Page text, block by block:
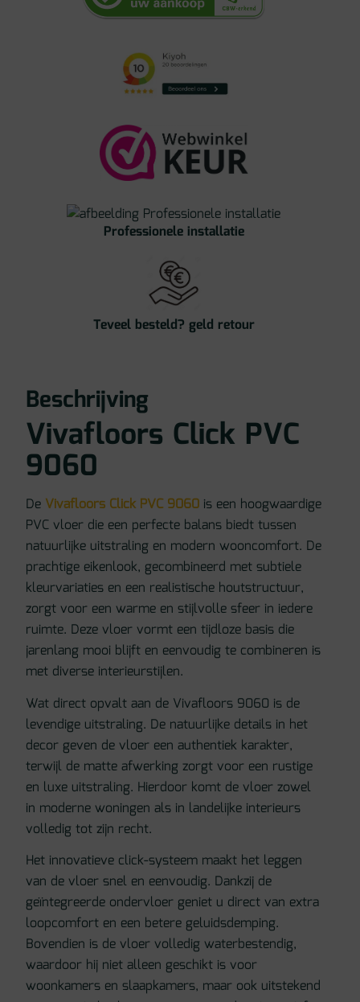
Professionele installatie
Teveel besteld? geld retour
Beschrijving
Vivafloors Click PVC
9060
De Vivafloors Click PVC 9060 is een hoogwaardige
PVC vloer die een perfecte balans biedt tussen
natuurlijke uitstraling en modern wooncomfort. De
prachtige eikenlook, gecombineerd met subtiele
kleurvariaties en een realistische houtstructuur,
zorgt voor een warme en stijlvolle sfeer in iedere
ruimte. Deze vloer vormt een tijdloze basis die
jarenlang mooi blijft en eenvoudig te combineren is
met diverse interieurstijlen.
Wat direct opvalt aan de Vivafloors 9060 is de
levendige uitstraling. De natuurlijke details in het
decor geven de vloer een authentiek karakter,
terwijl de matte afwerking zorgt voor een rustige
en luxe uitstraling. Hierdoor komt de vloer zowel
in moderne woningen als in landelijke interieurs
volledig tot zijn recht.
Het innovatieve click-systeem maakt het leggen
van de vloer snel en eenvoudig. Dankzij de
geïntegreerde ondervloer geniet u direct van extra
loopcomfort en een betere geluidsdemping.
Bovendien is de vloer volledig waterbestendig,
waardoor hij niet alleen geschikt is voor
woonkamers en slaapkamers, maar ook uitstekend